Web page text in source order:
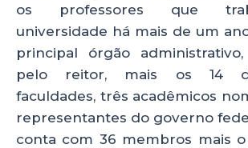
os professores que
universidade há mais de um
principal órgão
pelo reitor, mais os 14
faculdades, três acadêmicos
representantes do governo
conta com 36 membros mais